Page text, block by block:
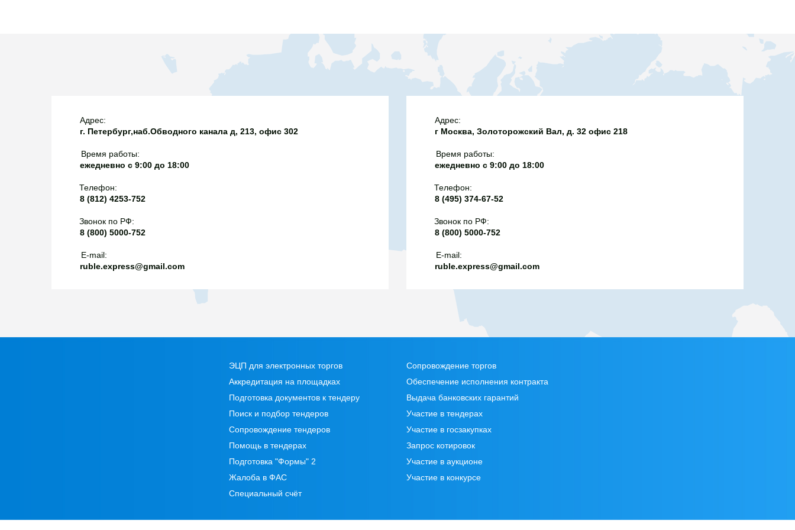
настолько высоко, что могут возникнуть
проблемы с запуском, а двигатель будет
работать нестабильно. Топливо «Евро-2»
можно использовать только на автомобилях,
выпущенных до 2000 года при условии, что
на колонках или заправочных пистолетах,
не совсем актуальной. При возникновении
Адрес:
г. Петербург,наб.Обводного канала д, 213, офис 302
Время работы:
ежедневно с 9:00 до 18:00
Телефон:
8 (812) 4253-752
Звонок по РФ:
8 (800) 5000-752
E-mail:
ruble.express@gmail.com
Адрес:
г Москва, Золоторожский Вал, д. 32 офис 218
Время работы:
ежедневно с 9:00 до 18:00
Телефон:
8 (495) 374-67-52
Звонок по РФ:
8 (800) 5000-752
E-mail:
ruble.express@gmail.com
ЭЦП для электронных торгов
Аккредитация на площадках
Подготовка документов к тендеру
Поиск и подбор тендеров
Сопровождение тендеров
Помощь в тендерах
Подготовка "Формы" 2
Жалоба в ФАС
Специальный счёт
Сопровождение торгов
Обеспечение исполнения контракта
Выдача банковских гарантий
Участие в тендерах
Участие в госзакупках
Запрос котировок
Участие в аукционе
Участие в конкурсе